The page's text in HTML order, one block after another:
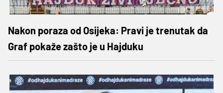
Nakon poraza od Osijeka: Pravi je trenutak da
Graf pokaže zašto je u Hajduku